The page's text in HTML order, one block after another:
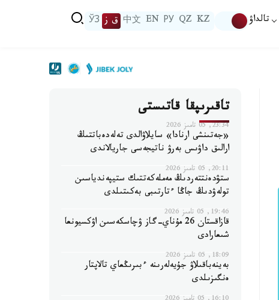
تالداۋ KZ
QZ
РУ
EN
中文 ق ز ЎЗ
تاقىرىپقا قاتىستى
23:34, 05 تامىز 2026
«جەتىنشى ارنادا» سايلاۋالدى تەلەدەباتتىڭ
ارالىق داۋىس بەرۋ ناتيجەسى جاريالاندى
20:11, 05 تامىز 2026
ستۋدەنتتەردىڭ مەملەكەتتىك ستيپەندياسىن
تولەۋدىڭ جاڭا ءتارتىبى بەكىتىلدى
19:46, 05 تامىز 2026
قازاقستان 26 مۇناي-گاز ۋچاسكەسىن اۋكسيونعا
شىعارادى
18:09, 05 تامىز 2026
بەينەباقىلاۋ جۇيەلەرىنە ءبىرىڭعاي تالاپتار
ەنگىزىلدى